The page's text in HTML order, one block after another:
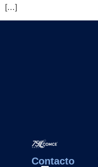
[…]
Contacto